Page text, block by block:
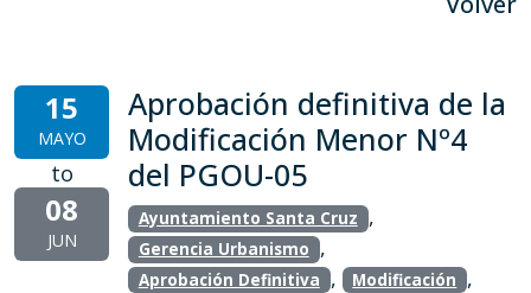
15
MAYO
to
08
JUN
Aprobación definitiva de la
Modificación Menor Nº4
del PGOU-05
Ayuntamiento Santa Cruz ,
Gerencia Urbanismo ,
Aprobación Definitiva , Modificación ,